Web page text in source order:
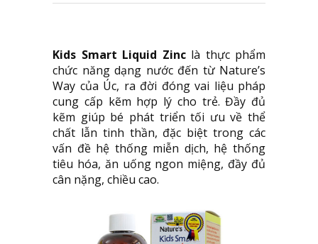
Kids Smart Liquid Zinclà thực phẩm
chức năng dạng nước đến từ Nature’s
Way của Úc, ra đời đóng vai liệu pháp
cung cấp kẽm hợp lý cho trẻ. Đầy đủ
kẽm giúp bé phát triển tối ưu về thể
chất lẫn tinh thần, đặc biệt trong các
vấn đề hệ thống miễn dịch, hệ thống
tiêu hóa, ăn uống ngon miệng, đầy đủ
cân nặng, chiều cao.